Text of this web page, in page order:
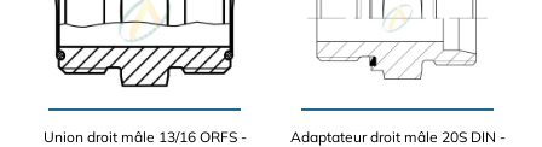
Union droit mâle 13/16 ORFS -
Adaptateur droit mâle 20S DIN -